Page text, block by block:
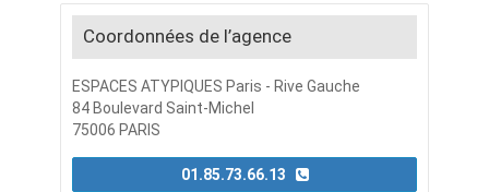
Coordonnées de l’agence
ESPACES ATYPIQUES Paris - Rive Gauche
84 Boulevard Saint-Michel
75006 PARIS